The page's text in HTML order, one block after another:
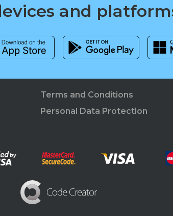
and
Terms and Conditions
Personal Data Protection